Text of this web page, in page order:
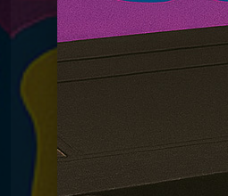
La Madeleine du
Graal
La Madeleine du